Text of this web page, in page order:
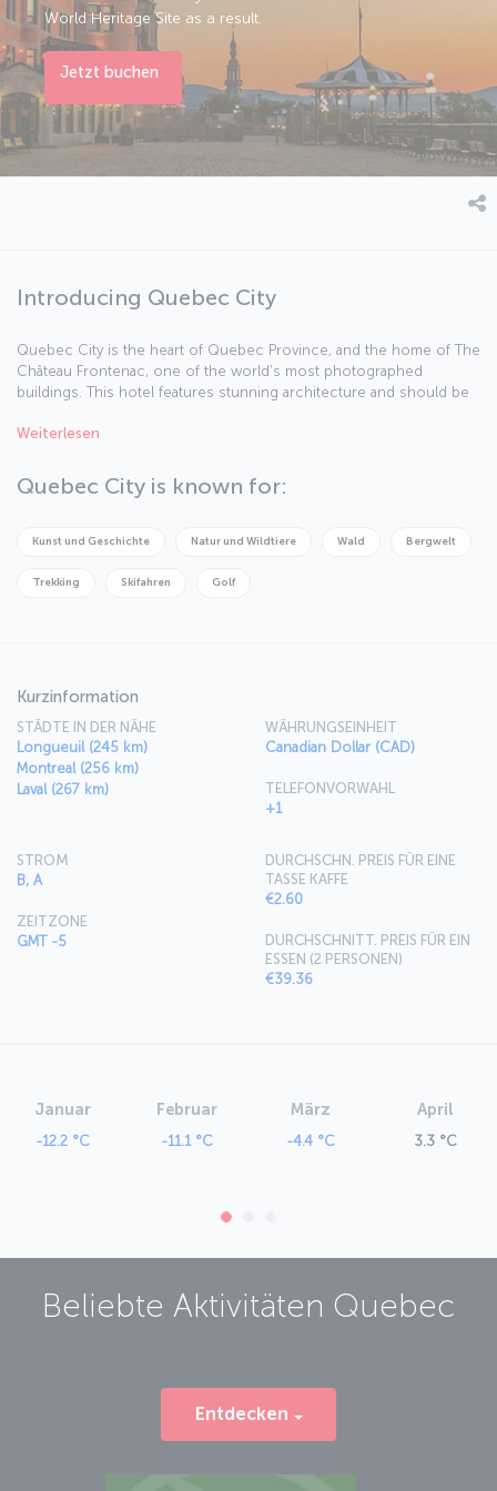
World Heritage Site as a result.
Jetzt buchen
Introducing Quebec City
Quebec City is the heart of Quebec Province, and the home of The
Château Frontenac, one of the world's most photographed
buildings. This hotel features stunning architecture and should be
Old Quebec and the magnificent Cathedral-Basilica of Notre-Dame
National des Beaux-arts du Québec. For a spot of shopping,
wander the romantic streets of Petit Champlain. Finally, don’t forget
which has an even bigger waterfall than Niagara Falls.
Weiterlesen
Quebec City is known for:
Kunst und Geschichte Natur und Wildtiere Wald Bergwelt
Trekking Skifahren Golf
Kurzinformation
STÄDTE IN DER NÄHE
Longueuil (245 km)
Montreal (256 km)
Laval (267 km)
WÄHRUNGSEINHEIT
Canadian Dollar (CAD)
TELEFONVORWAHL
+1
STROM
B, A
ZEITZONE
GMT -5
DURCHSCHN. PREIS FÜR EINE
TASSE KAFFE
€2.60
DURCHSCHNITT. PREIS FÜR EIN
ESSEN (2 PERSONEN)
€39.36
Januar
-12.2 °C
Februar
-11.1 °C
März
-4.4 °C
April
3.3 °C
Beliebte Aktivitäten Quebec
Entdecken